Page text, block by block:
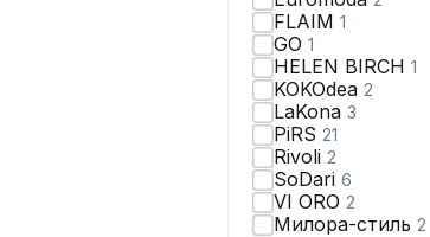
FLAIM 1
GO 1
HELEN BIRCH 1
KOKOdea 2
LaKona 3
PiRS 21
Rivoli 2
SoDari 6
VI ORO 2
Милора-стиль 2